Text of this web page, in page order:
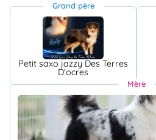
Grand père
Petit saxo jazzy Des Terres
D'ocres
Mère